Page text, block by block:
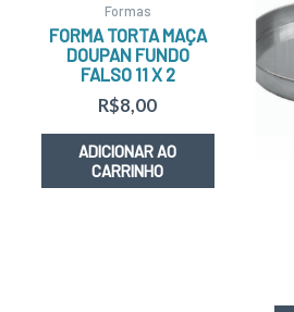
Formas
FORMA TORTA MAÇA
DOUPAN FUNDO
FALSO 11 X 2
R$8,00
ADICIONAR AO
CARRINHO